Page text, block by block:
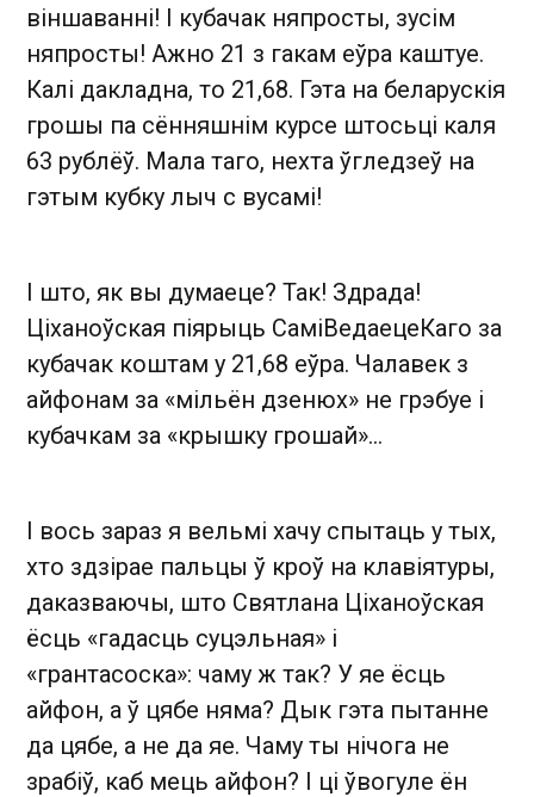
віншаванні! І кубачак няпросты, зусім
няпросты! Ажно 21 з гакам еўра каштуе.
Калі дакладна, то 21,68. Гэта на беларускія
грошы па сённяшнім курсе штосьці каля
63 рублёў. Мала таго, нехта ўгледзеў на
гэтым кубку лыч с вусамі!
І што, як вы думаеце? Так! Здрада!
Ціханоўская піярыць СаміВедаецеКаго за
кубачак коштам у 21,68 еўра. Чалавек з
айфонам за «мільён дзенюх» не грэбуе і
кубачкам за «крышку грошай»...
І вось зараз я вельмі хачу спытаць у тых,
хто здзірае пальцы ў кроў на клавіятуры,
даказваючы, што Святлана Ціханоўская
ёсць «гадасць суцэльная» і
«грантасоска»: чаму ж так? У яе ёсць
айфон, а ў цябе няма? Дык гэта пытанне
да цябе, а не да яе. Чаму ты нічога не
зрабіў, каб мець айфон? І ці ўвогуле ён